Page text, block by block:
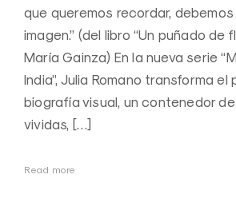
que queremos recordar,
imagen.” (del libro “Un puñado de
María Gainza) En la nueva serie
India”, Julia Romano transforma el
biografía visual, un contenedor
vividas, […]
Read more